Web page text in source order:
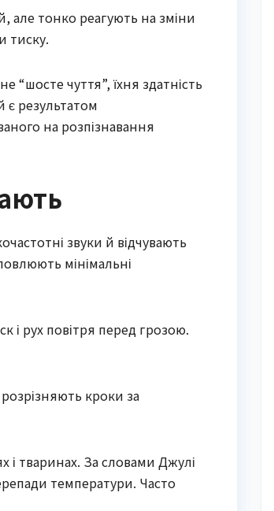
але тонко реагують на зміни
тиску.
чуття”, їхня здатність
є результатом
на розпізнавання
звуки й відчувають
мінімальні
і рух повітря перед грозою.
кроки за
і тваринах. За словами Джулі
температури. Часто